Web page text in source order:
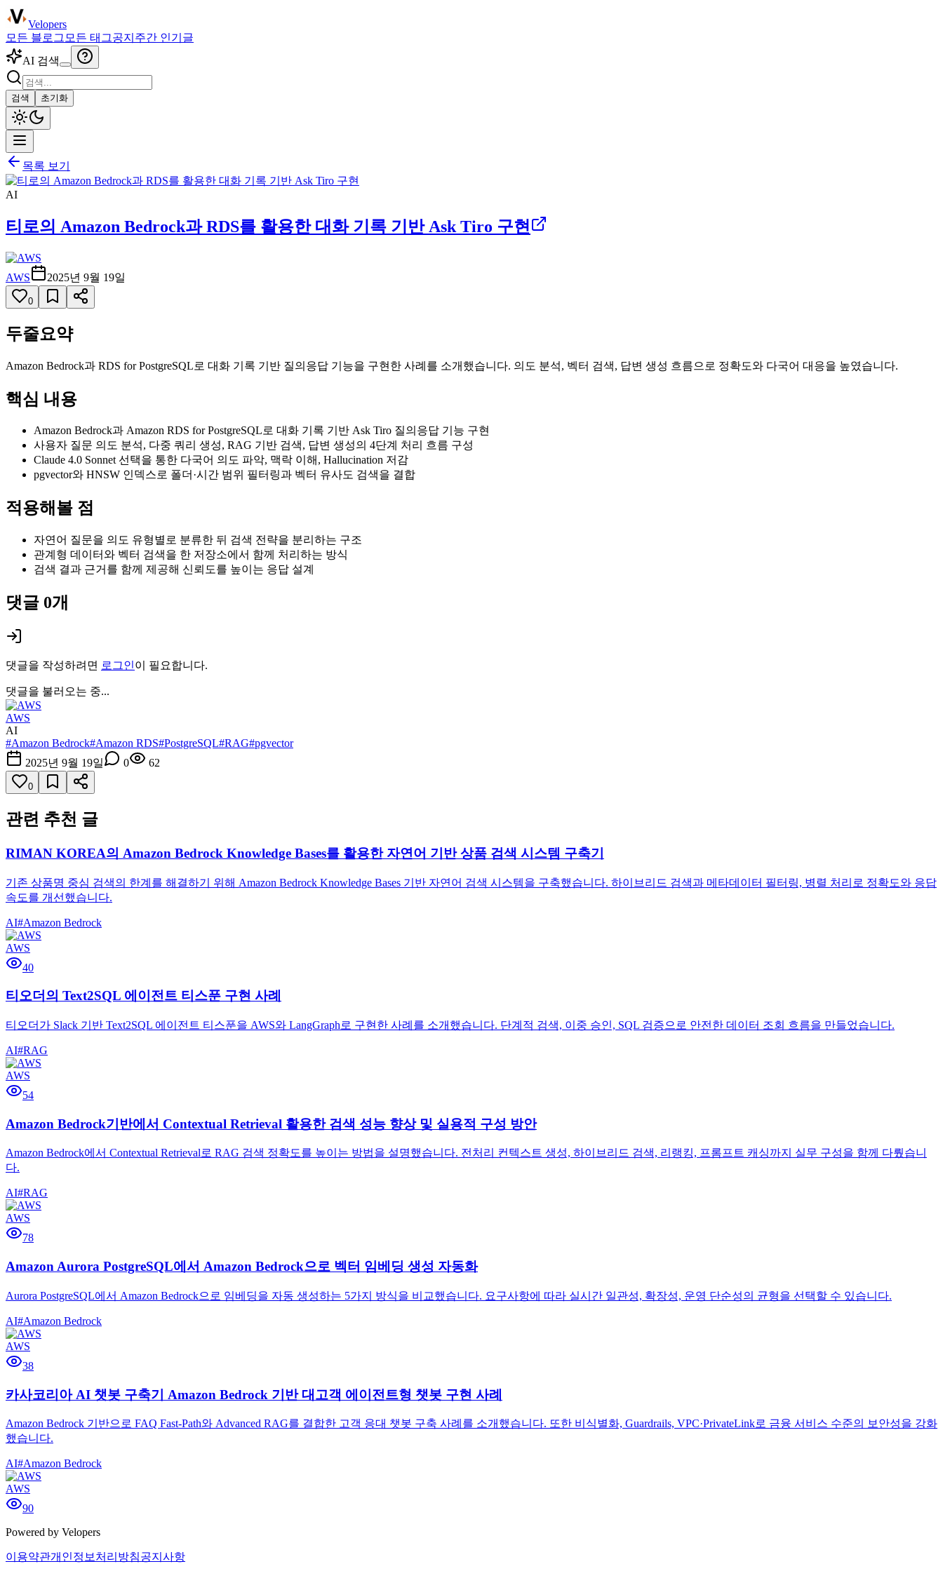
Velopers
모든 블로그 모든 태그공지 주간 인기글
AI 검색
검색 초기화
목록 보기
AI
티로의 Amazon Bedrock과 RDS를 활용한 대화 기록 기반 Ask Tiro 구현
AWS 2025년 9월 19일
0
두줄요약
Amazon Bedrock과 RDS for PostgreSQL로 대화 기록 기반 질의응답 기능을 구현한 사례를 소개했습니다. 의도 분석, 벡터 검색, 답변 생성 흐름으로 정확도와 다국어 대응을 높였습니다.
핵심 내용
Amazon Bedrock과 Amazon RDS for PostgreSQL로 대화 기록 기반 Ask Tiro 질의응답 기능 구현
사용자 질문 의도 분석, 다중 쿼리 생성, RAG 기반 검색, 답변 생성의 4단계 처리 흐름 구성
Claude 4.0 Sonnet 선택을 통한 다국어 의도 파악, 맥락 이해, Hallucination 저감
pgvector와 HNSW 인덱스로 폴더·시간 범위 필터링과 벡터 유사도 검색을 결합
적용해볼 점
자연어 질문을 의도 유형별로 분류한 뒤 검색 전략을 분리하는 구조
관계형 데이터와 벡터 검색을 한 저장소에서 함께 처리하는 방식
검색 결과 근거를 함께 제공해 신뢰도를 높이는 응답 설계
댓글 0개
댓글을 작성하려면 로그인이 필요합니다.
댓글을 불러오는 중...
AWS
AI
#Amazon Bedrock#Amazon RDS#PostgreSQL#RAG#pgvector
2025년 9월 19일
0 62
0
관련 추천 글
RIMAN KOREA의 Amazon Bedrock Knowledge Bases를 활용한 자연어 기반 상품 검색 시스템 구축기
기존 상품명 중심 검색의 한계를 해결하기 위해 Amazon Bedrock Knowledge Bases 기반 자연어 검색 시스템을 구축했습니다. 하이브리드 검색과 메타데이터 필터링, 병렬 처리로 정확도와 응답
속도를 개선했습니다.
AI#Amazon Bedrock
AWS
40
티오더의 Text2SQL 에이전트 티스푼 구현 사례
티오더가 Slack 기반 Text2SQL 에이전트 티스푼을 AWS와 LangGraph로 구현한 사례를 소개했습니다. 단계적 검색, 이중 승인, SQL 검증으로 안전한 데이터 조회 흐름을 만들었습니다.
AI#RAG
AWS
54
Amazon Bedrock기반에서 Contextual Retrieval 활용한 검색 성능 향상 및 실용적 구성 방안
Amazon Bedrock에서 Contextual Retrieval로 RAG 검색 정확도를 높이는 방법을 설명했습니다. 전처리 컨텍스트 생성, 하이브리드 검색, 리랭킹, 프롬프트 캐싱까지 실무 구성을 함께 다뤘습니
다.
AI#RAG
AWS
78
Amazon Aurora PostgreSQL에서 Amazon Bedrock으로 벡터 임베딩 생성 자동화
Aurora PostgreSQL에서 Amazon Bedrock으로 임베딩을 자동 생성하는 5가지 방식을 비교했습니다. 요구사항에 따라 실시간 일관성, 확장성, 운영 단순성의 균형을 선택할 수 있습니다.
AI#Amazon Bedrock
AWS
38
카사코리아 AI 챗봇 구축기 Amazon Bedrock 기반 대고객 에이전트형 챗봇 구현 사례
Amazon Bedrock 기반으로 FAQ Fast-Path와 Advanced RAG를 결합한 고객 응대 챗봇 구축 사례를 소개했습니다. 또한 비식별화, Guardrails, VPC·PrivateLink로 금융 서비스 수준의 보안성을 강화
했습니다.
AI#Amazon Bedrock
AWS
90
Powered by Velopers
이용약관개인정보처리방침공지사항